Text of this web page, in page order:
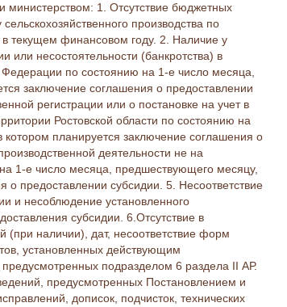
министерством: 1. Отсутствие бюджетных
производства по
текущем финансовом году. 2. Наличие у
или несостоятельности (банкротства) в
Федерации по состоянию на 1-е число месяца,
заключение соглашения о предоставлении
регистрации или о постановке на учет в
Ростовской области по состоянию на
планируется заключение соглашения о
деятельности не на
1-е число месяца, предшествующего месяцу,
о предоставлении субсидии. 5. Несоответствие
и несоблюдение установленного
субсидии. 6.Отсутствие в
(при наличии), дат, несоответствие форм
установленных действующим
предусмотренных подразделом 6 раздела II АР.
предусмотренных Постановлением и
дописок, подчисток, технических